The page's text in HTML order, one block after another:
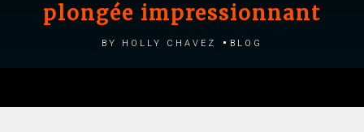
plongée impressionnant
by Holly Chavez Blog